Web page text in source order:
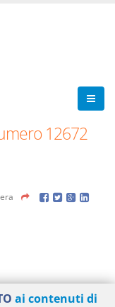
12672
ai contenuti di